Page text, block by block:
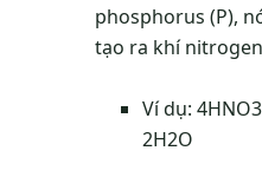
phosphorus (P),
tạo ra khí
Ví dụ:
2H2O